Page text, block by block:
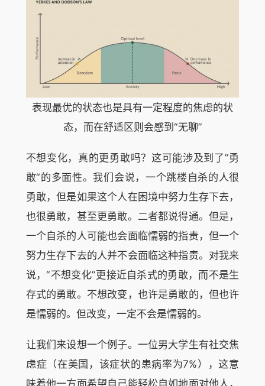
表现最优的状态也是具有一定程度的焦虑的状
态，而在舒适区则会感到“无聊”
不想变化，真的更勇敢吗？这可能涉及到了”勇
敢“的多面性。我们会说，一个跳楼自杀的人很
勇敢，但是如果这个人在困境中努力生存下去，
也很勇敢，甚至更勇敢。二者都说得通。但是，
一个自杀的人可能也会面临懦弱的指责，但一个
努力生存下去的人并不会面临这种指责。对我来
说，“不想变化”更接近自杀式的勇敢，而不是生
存式的勇敢。不想改变，也许是勇敢的，但也许
是懦弱的。但改变，一定不会是懦弱的。
让我们来设想一个例子。一位男大学生有社交焦
虑症（在美国，该症状的患病率为7%），这意
味着他一方面希望自己能轻松自如地面对他人，